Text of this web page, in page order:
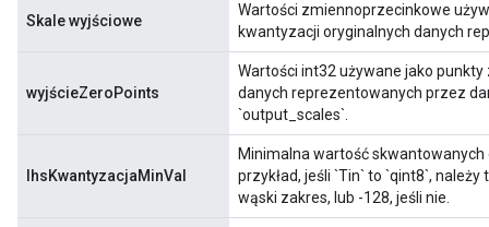
Skale wyjściowe
Wartości zmiennoprzecinkowe
kwantyzacji oryginalnych danych
wyjścieZeroPoints
Wartości int32 używane jako
danych reprezentowanych przez
`output_scales`.
lhsKwantyzacjaMinVal
Minimalna wartość skwantowanych
przykład, jeśli `Tin` to `qint8`,
wąski zakres, lub -128, jeśli nie.